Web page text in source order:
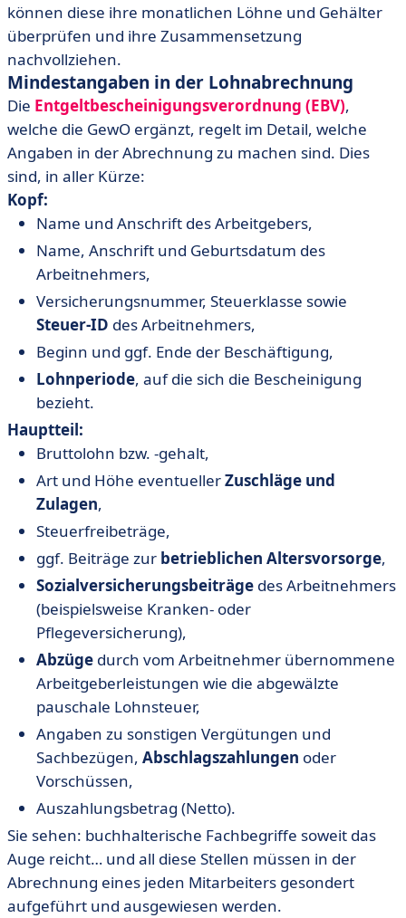
können diese ihre monatlichen Löhne und Gehälter
überprüfen und ihre Zusammensetzung
nachvollziehen.
Mindestangaben in der Lohnabrechnung
Die Entgeltbescheinigungsverordnung (EBV),
welche die GewO ergänzt, regelt im Detail, welche
Angaben in der Abrechnung zu machen sind. Dies
sind, in aller Kürze:
Kopf:
Name und Anschrift des Arbeitgebers,
Name, Anschrift und Geburtsdatum des
Arbeitnehmers,
Versicherungsnummer, Steuerklasse sowie
Steuer-ID des Arbeitnehmers,
Beginn und ggf. Ende der Beschäftigung,
Lohnperiode, auf die sich die Bescheinigung
bezieht.
Hauptteil:
Bruttolohn bzw. -gehalt,
Art und Höhe eventuellerZuschläge und
Zulagen,
Steuerfreibeträge,
ggf. Beiträge zur betrieblichen Altersvorsorge,
Sozialversicherungsbeiträge des Arbeitnehmers
(beispielsweise Kranken- oder
Pflegeversicherung),
Abzüge durch vom Arbeitnehmer übernommene
Arbeitgeberleistungen wie die abgewälzte
pauschale Lohnsteuer,
Angaben zu sonstigen Vergütungen und
Sachbezügen, Abschlagszahlungen oder
Vorschüssen,
Auszahlungsbetrag (Netto).
Sie sehen: buchhalterische Fachbegriffe soweit das
Auge reicht… und all diese Stellen müssen in der
Abrechnung eines jeden Mitarbeiters gesondert
aufgeführt und ausgewiesen werden.